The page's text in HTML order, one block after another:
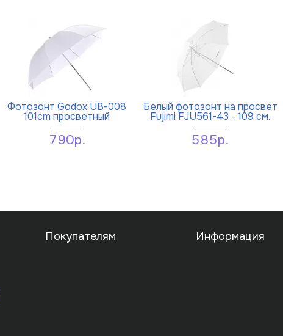
Фотозонт Godox UB-008
101cm просветный
790р.
Белый фотозонт на просвет
Fujimi FJU561-43 - 109 см.
585р.
Покупателям Информация